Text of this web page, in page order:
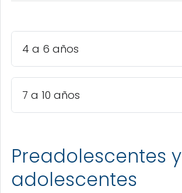
4 a 6 años
7 a 10 años
Preadolescentes y
adolescentes